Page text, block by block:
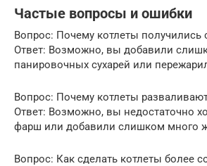
Частые вопросы и ошибки
Вопрос: Почему котлеты получились
Ответ: Возможно, вы добавили
панировочных сухарей или
Вопрос: Почему котлеты
Ответ: Возможно, вы недостаточно
фарш или добавили слишком много
Вопрос: Как сделать котлеты более